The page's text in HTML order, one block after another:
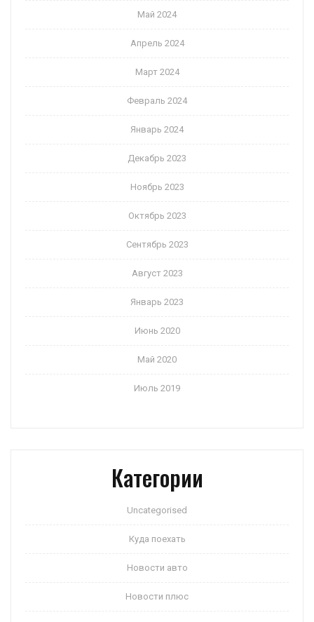
Май 2024
Апрель 2024
Март 2024
Февраль 2024
Январь 2024
Декабрь 2023
Ноябрь 2023
Октябрь 2023
Сентябрь 2023
Август 2023
Январь 2023
Июнь 2020
Май 2020
Июль 2019
Категории
Uncategorised
Куда поехать
Новости авто
Новости плюс